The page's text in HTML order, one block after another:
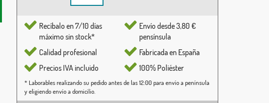
Recíbalo en 7/10 días
máximo sin stock*
Calidad profesional
Precios IVA incluido
Envío desde 3,80 €
pensínsula
Fabricada en España
100% Poliéster
* Laborables realizando su pedido antes de las 12:00 para envío a península
y eligiendo envío a domicilio.